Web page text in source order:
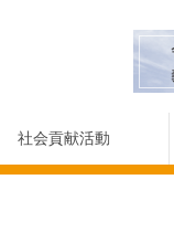
社会貢献活動